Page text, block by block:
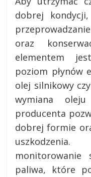
dobrej
oraz
elementem
poziom płynów
olej silnikowy
wymiana
producenta
dobrej formie
paliwa, które